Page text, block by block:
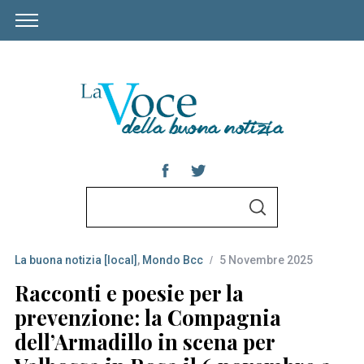
r
c
h
f
o
S
C
H
La buona notizia [local] , Mondo Bcc 5 Novembre 2025
Racconti e poesie per la
prevenzione: la Compagnia
dell’Armadillo in scena per